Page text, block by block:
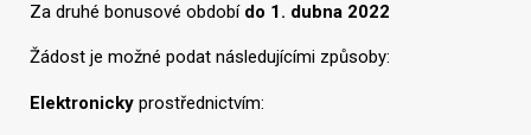
Za druhé bonusové období do 1. dubna 2022
Žádost je možné podat následujícími způsoby:
Elektronicky prostřednictvím: